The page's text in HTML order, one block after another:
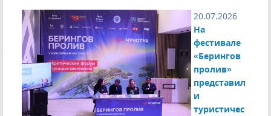
20.07.2026
На
фестивале
«Берингов
пролив»
представил
и
туристичес